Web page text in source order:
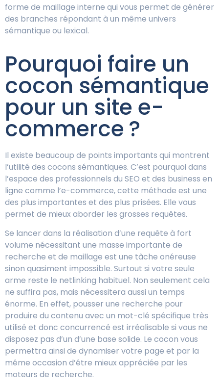
forme de maillage interne qui vous permet de générer
des branches répondant à un même univers
sémantique ou lexical.
Pourquoi faire un
cocon sémantique
pour un site e-
commerce ?
Il existe beaucoup de points importants qui montrent
l’utilité des cocons sémantiques. C’est pourquoi dans
l’espace des professionnels du SEO et des business en
ligne comme l’e-commerce, cette méthode est une
des plus importantes et des plus prisées. Elle vous
permet de mieux aborder les grosses requêtes.
Se lancer dans la réalisation d’une requête à fort
volume nécessitant une masse importante de
recherche et de maillage est une tâche onéreuse
sinon quasiment impossible. Surtout si votre seule
arme reste le netlinking habituel. Non seulement cela
ne suffira pas, mais nécessitera aussi un temps
énorme. En effet, pousser une recherche pour
produire du contenu avec un mot-clé spécifique très
utilisé et donc concurrencé est irréalisable si vous ne
disposez pas d’un d’une base solide. Le cocon vous
permettra ainsi de dynamiser votre page et par la
même occasion d’être mieux appréciée par les
moteurs de recherche.